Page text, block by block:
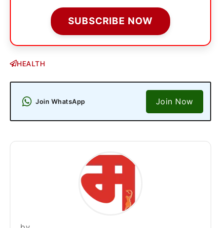
SUBSCRIBE NOW
HEALTH
Join WhatsApp Join Now